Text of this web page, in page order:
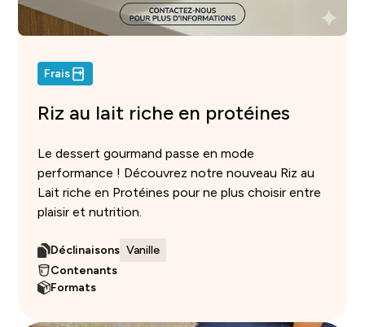
Frais
Riz au lait riche en protéines
Le dessert gourmand passe en mode
performance ! Découvrez notre nouveau Riz au
Lait riche en Protéines pour ne plus choisir entre
plaisir et nutrition.
Déclinaisons Vanille
Contenants
Formats